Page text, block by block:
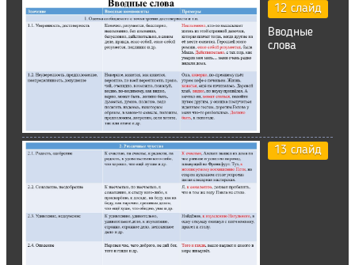
12 слайд
Вводные
слова
13 слайд